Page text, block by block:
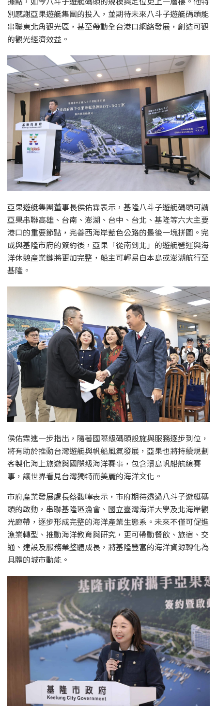
別感謝亞果遊艇集團的投入，並期待未來八斗子遊艇碼頭能
串聯東北角觀光區，甚至帶動全台港口網絡發展，創造可觀
的觀光經濟效益。
亞果遊艇集團董事長侯佑霖表示，基隆八斗子遊艇碼頭可謂
亞果串聯高雄、台南、澎湖、台中、台北、基隆等六大主要
港口的重要節點，完善西海岸藍色公路的最後一塊拼圖。完
成與基隆市府的簽約後，亞果「從南到北」的遊艇營運與海
洋休憩產業鏈將更加完整，船主可輕易自本島或澎湖航行至
基隆。
侯佑霖進一步指出，隨著國際級碼頭設施與服務逐步到位，
將有助於推動台灣遊艇與帆船風氣發展，亞果也將持續規劃
客製化海上旅遊與國際級海洋賽事，包含環島帆船航線賽
事，讓世界看見台灣獨特而美麗的海洋文化。
市府產業發展處長蔡馥嚀表示，市府期待透過八斗子遊艇碼
頭的啟動，串聯基隆區漁會、國立臺灣海洋大學及北海岸觀
光廊帶，逐步形成完整的海洋產業生態系。未來不僅可促進
漁業轉型、推動海洋教育與研究，更可帶動餐飲、旅宿、交
通、建設及服務業整體成長，將基隆豐富的海洋資源轉化為
具體的城市動能。